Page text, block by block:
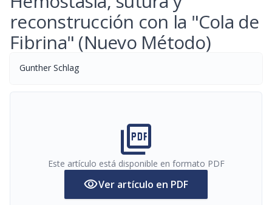
reconstrucción con la "Cola de
Fibrina" (Nuevo Método)
Gunther Schlag
picture_as_pdf
Este artículo está disponible en formato PDF
visibilityVer artículo en PDF